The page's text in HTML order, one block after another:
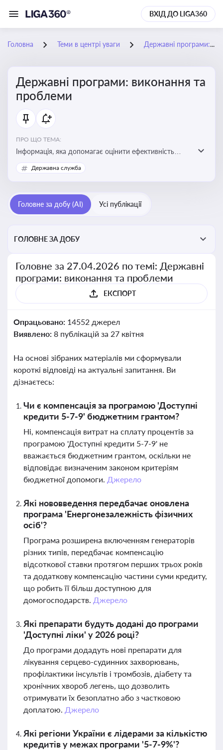
ВХІД ДО LIGA360
Головна Теми в центрі уваги Державні програми: виконання та проблеми
Державні програми: виконання та
проблеми
ПРО ЩО ТЕМА:
Інформація, яка допомагає оцінити ефективність
використання бюджетних коштів, виявити проблеми
реалізації та знайти шляхи їх удосконалення
Державна служба
Головне за добу (AI) Усі публікації
ГОЛОВНЕ ЗА ДОБУ
Головне за 27.04.2026 по темі: Державні
програми: виконання та проблеми
ЕКСПОРТ
Опрацьовано: 14552 джерел
Виявлено: 8 публікацій за 27 квітня
На основі зібраних матеріалів ми сформували
короткі відповіді на актуальні запитання. Ви
дізнаєтесь:
Чи є компенсація за програмою 'Доступні
кредити 5-7-9' бюджетним грантом?
Ні, компенсація витрат на сплату процентів за
програмою 'Доступні кредити 5-7-9' не
вважається бюджетним грантом, оскільки не
відповідає визначеним законом критеріям
бюджетної допомоги. Джерело
Які нововведення передбачає оновлена
програма 'Енергонезалежність фізичних
осіб'?
Програма розширена включенням генераторів
різних типів, передбачає компенсацію
відсоткової ставки протягом перших трьох років
та додаткову компенсацію частини суми кредиту,
що робить її більш доступною для
домогосподарств. Джерело
Які препарати будуть додані до програми
'Доступні ліки' у 2026 році?
До програми додадуть нові препарати для
лікування серцево-судинних захворювань,
профілактики інсультів і тромбозів, діабету та
хронічних хвороб легень, що дозволить
отримувати їх безоплатно або з частковою
доплатою. Джерело
Які регіони України є лідерами за кількістю
кредитів у межах програми '5-7-9%'?